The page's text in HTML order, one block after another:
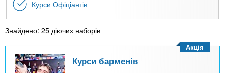
Курси Офіціантів
Знайдено: 25 діючих наборів
Курси барменів
Акція